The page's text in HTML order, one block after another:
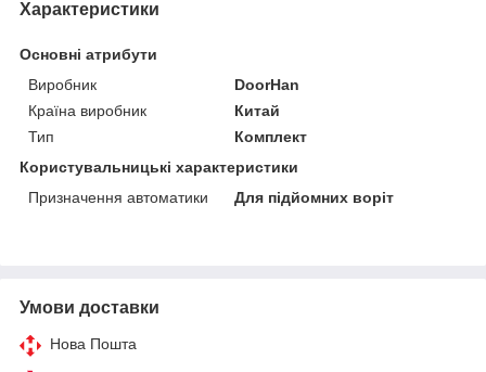
Характеристики
Основні атрибути
Виробник
DoorHan
Країна виробник
Китай
Тип
Комплект
Користувальницькі характеристики
Призначення автоматики
Для підйомних воріт
Умови доставки
Нова Пошта